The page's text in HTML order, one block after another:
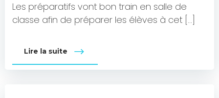
Les préparatifs vont bon train en salle de
classe afin de préparer les élèves à cet […]
Lire la suite